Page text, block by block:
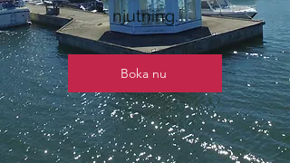
njutning.
Boka nu